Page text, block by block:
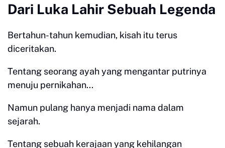
Dari Luka Lahir Sebuah Legenda
Bertahun-tahun kemudian, kisah itu terus
diceritakan.
Tentang seorang ayah yang mengantar putrinya
menuju pernikahan...
Namun pulang hanya menjadi nama dalam
sejarah.
Tentang sebuah kerajaan yang kehilangan